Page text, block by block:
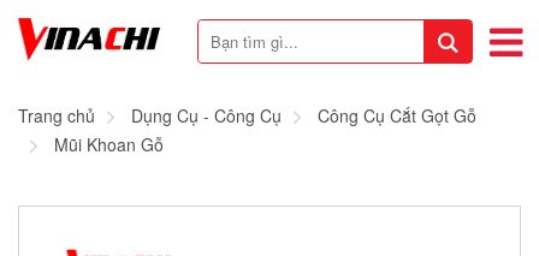
Trang chủ Dụng Cụ - Công Cụ
Công Cụ Cắt Gọt Gỗ
Mũi Khoan Gỗ